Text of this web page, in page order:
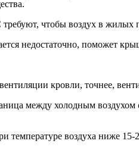
чтобы воздух в жилых
недостаточно, поможет
кровли, точнее,
между холодным
температуре воздуха ниже